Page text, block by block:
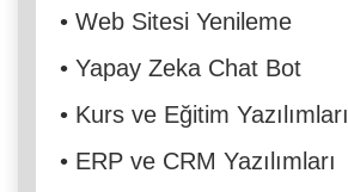
• Web Sitesi Yenileme
• Yapay Zeka Chat Bot
• Kurs ve Eğitim Yazılımları
• ERP ve CRM Yazılımları